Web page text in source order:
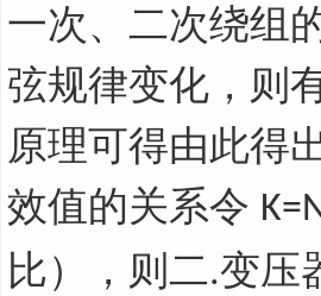
一次、二次绕组
弦规律变化，则
原理可得由此得
效值的关系令
比），则二.变压